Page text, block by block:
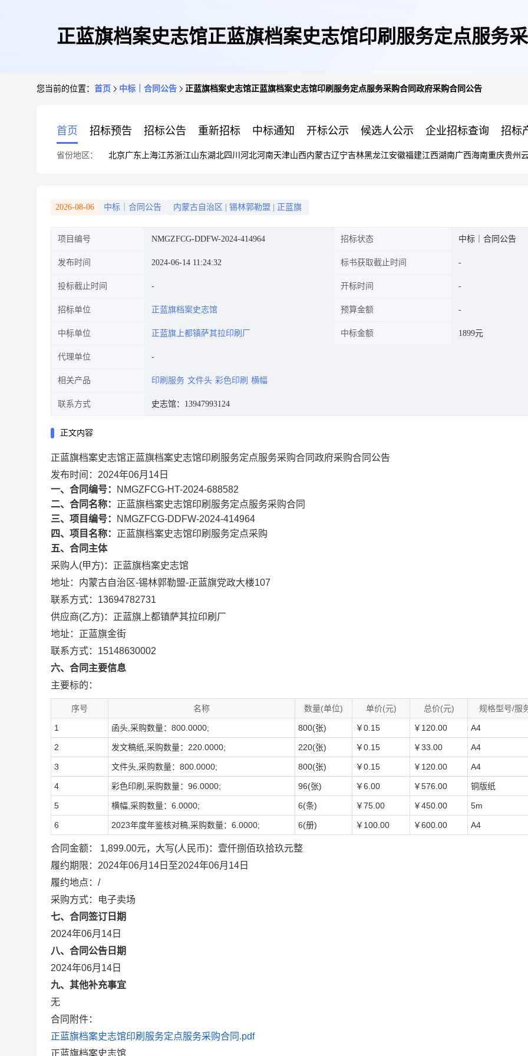
正蓝旗档案史志馆正蓝旗档案史志馆印刷服务定点服务
您当前的位置： 首页 中标｜合同公告 正蓝旗档案史志馆正蓝旗档案史志馆印刷服务定点服务采购合同政府采购合同公告
首页 招标预告 招标公告 重新招标 中标通知 开标公示 候选人公示 企业招标查询 招标
省份地区： 北京广东 上海江苏浙江山东湖北四川 河北河南天津山西内蒙古辽宁吉林黑龙江安徽福建江西湖南广西海南重庆贵州
2026-08-06 中标｜合同公告 内蒙古自治区 锡林郭勒盟 正蓝旗
项目编号 NMGZFCG-DDFW-2024-414964 招标状态 中标｜合同公告
发布时间 2024-06-14 11:24:32 标书获取截止时间
投标截止时间 开标时间
招标单位 正蓝旗档案史志馆 预算金额
中标单位 正蓝旗上都镇萨其拉印刷厂 中标金额 1899元
代理单位
相关产品 印刷服务 文件头 彩色印刷 横幅
联系方式 史志馆：13947993124
正文内容
正蓝旗档案史志馆正蓝旗档案史志馆印刷服务定点服务采购合同政府采购合同公告
发布时间：2024年06月14日
一、合同编号：
NMGZFCG-HT-2024-688582
二、合同名称： 正蓝旗档案史志馆印刷服务定点服务采购合同
三、项目编号：
NMGZFCG-DDFW-2024-414964
四、项目名称： 正蓝旗档案史志馆印刷服务定点采购
五、合同主体
采购人(甲方)：正蓝旗档案史志馆
地址：内蒙古自治区-锡林郭勒盟-正蓝旗党政大楼107
联系方式：13694782731
供应商(乙方)：正蓝旗上都镇萨其拉印刷厂
地址：正蓝旗金街
联系方式：15148630002
六、合同主要信息
主要标的：
序号 名称 数量(单位) 单价(元) 总价(元) 规格型号/服
1 函头,采购数量：800.0000; 800(张) ￥0.15 ￥120.00 A4
2 发文稿纸,采购数量：220.0000; 220(张) ￥0.15 ￥33.00 A4
3 文件头,采购数量：800.0000; 800(张) ￥0.15 ￥120.00 A4
4 彩色印刷,采购数量：96.0000; 96(张) ￥6.00 ￥576.00 铜版纸
5 横幅,采购数量：6.0000; 6(条) ￥75.00 ￥450.00 5m
6 2023年度年鉴核对稿,采购数量：6.0000; 6(册) ￥100.00 ￥600.00 A4
合同金额： 1,899.00元，大写(人民币)：壹仟捌佰玖拾玖元整
履约期限：2024年06月14日至2024年06月14日
履约地点：/
采购方式：电子卖场
七、合同签订日期
2024年06月14日
八、合同公告日期
2024年06月14日
九、其他补充事宜
无
合同附件：
正蓝旗档案史志馆印刷服务定点服务采购合同.pdf
正蓝旗档案史志馆